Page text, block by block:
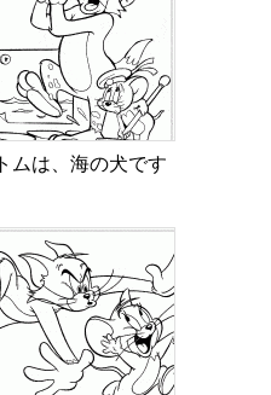
トムは、海の犬です